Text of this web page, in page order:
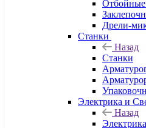
Дрели-
Станки
Назад
Станки
Электрика и
Назад